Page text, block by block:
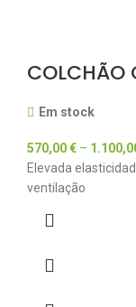
COLCHÃO
Em stock
570,00€ –
Elevada
ventilação